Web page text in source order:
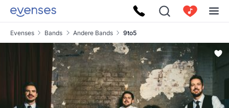
Evenses Bands Andere Bands 9to5